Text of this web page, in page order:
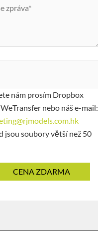
nám prosím Dropbox
nebo náš e-mail:
jsou soubory větší než 50